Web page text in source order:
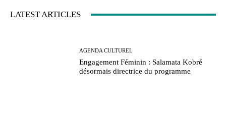
LATEST ARTICLES
AGENDA CULTUREL
Engagement Féminin : Salamata Kobré
désormais directrice du programme